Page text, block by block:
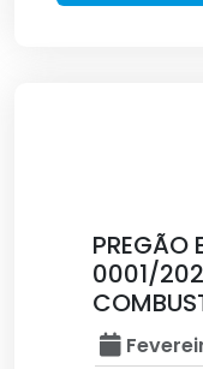
PREGÃO
0001/